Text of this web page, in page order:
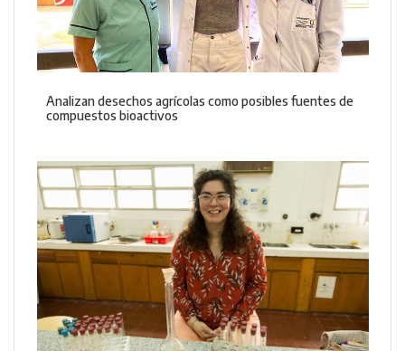
Analizan desechos agrícolas como posibles fuentes de
compuestos bioactivos